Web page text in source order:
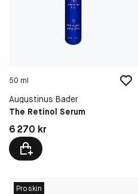
50 ml
Augustinus Bader
The Retinol Serum
Pris: 6 270 kr
6 270 kr
Proskin